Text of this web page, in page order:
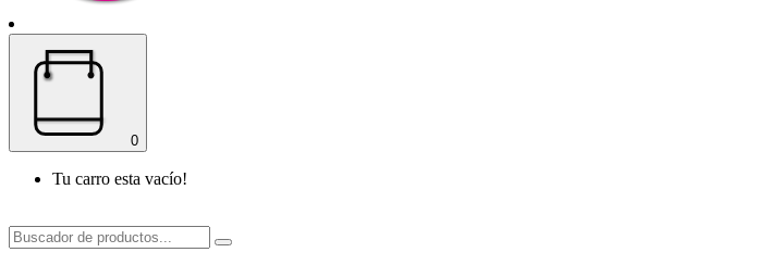
0
Tu carro esta vacío!